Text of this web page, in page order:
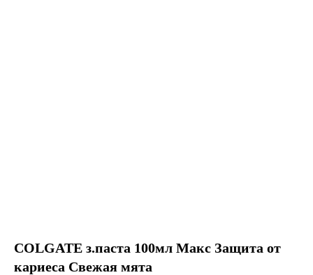
COLGATE з.паста 100мл Макс Защита от
кариеса Свежая мята